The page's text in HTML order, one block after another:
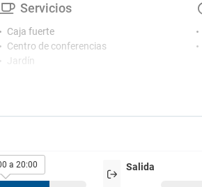
Servicios
Caja fuerte
Centro de conferencias
Jardín
Terraza
a 20:00 Salida